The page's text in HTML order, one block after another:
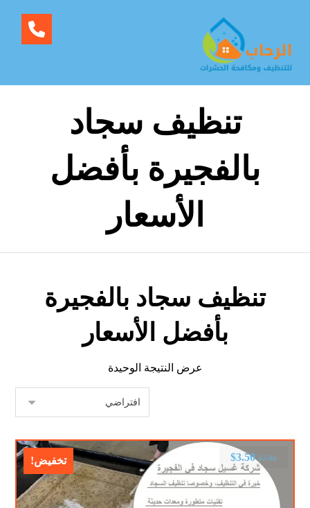
تنظيف سجاد
بالفجيرة بأفضل
الأسعار
تنظيف سجاد بالفجيرة
بأفضل الأسعار
عرض النتيجة الوحيدة
تخفيض! $7.00
$3.50